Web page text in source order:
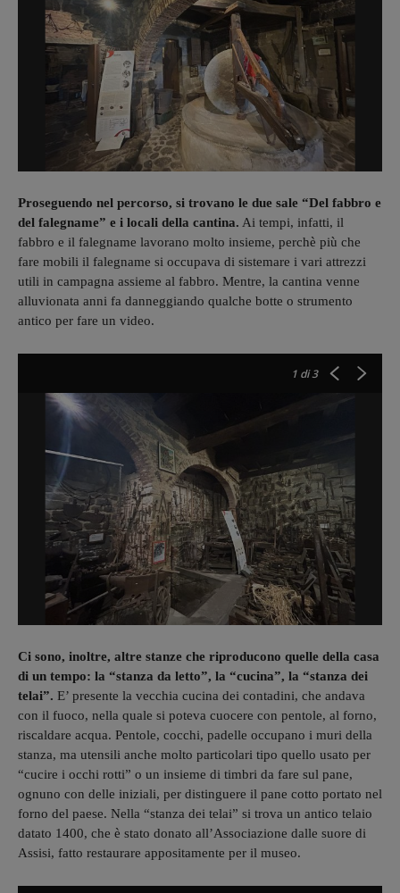
Proseguendo nel percorso, si trovano le due sale “Del fabbro e
del falegname” e i locali della cantina. Ai tempi, infatti, il
fabbro e il falegname lavorano molto insieme, perchè più che
fare mobili il falegname si occupava di sistemare i vari attrezzi
utili in campagna assieme al fabbro. Mentre, la cantina venne
alluvionata anni fa danneggiando qualche botte o strumento
antico per fare un video.
1 di 3
Ci sono, inoltre, altre stanze che riproducono quelle della casa
di un tempo: la “stanza da letto”, la “cucina”, la “stanza dei
telai”. E’ presente la vecchia cucina dei contadini, che andava
con il fuoco, nella quale si poteva cuocere con pentole, al forno,
riscaldare acqua. Pentole, cocchi, padelle occupano i muri della
stanza, ma utensili anche molto particolari tipo quello usato per
“cucire i occhi rotti” o un insieme di timbri da fare sul pane,
ognuno con delle iniziali, per distinguere il pane cotto portato nel
forno del paese. Nella “stanza dei telai” si trova un antico telaio
datato 1400, che è stato donato all’Associazione dalle suore di
Assisi, fatto restaurare appositamente per il museo.